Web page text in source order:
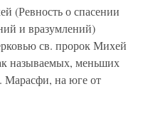
(Ревность о спасении
и вразумлений)
св. пророк Михей
называемых, меньших
Марасфи, на юге от